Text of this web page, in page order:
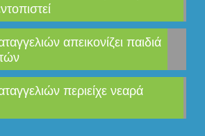
απεικονίζει παιδιά
περιείχε νεαρά